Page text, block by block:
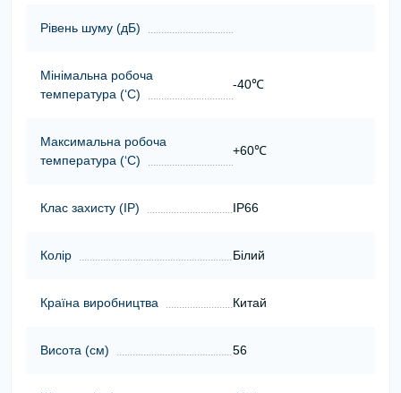
Рівень шуму (дБ)
Мінімальна робоча
температура (‘С)
-40℃
Максимальна робоча
температура (‘С)
+60℃
Клас захисту (ІР) IP66
Колір Білий
Країна виробництва Китай
Висота (cм) 56